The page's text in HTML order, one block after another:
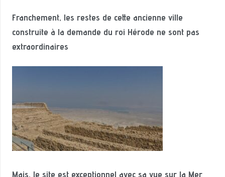
Franchement, les restes de cette ancienne ville
construite à la demande du roi Hérode ne sont pas
extraordinaires
Mais, le site est exceptionnel avec sa vue sur la Mer